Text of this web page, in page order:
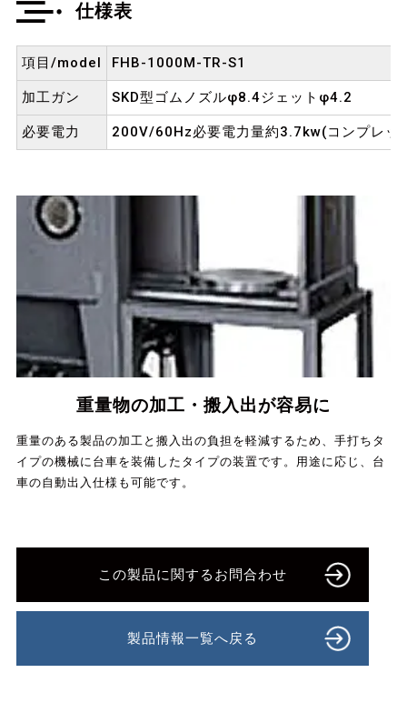
仕様表
項目/model FHB-1000M-TR-S1
加工ガン SKD型ゴムノズルφ8.4ジェットφ4.2
必要電力 200V/60Hz必要電力量約3.7kw(コンプレッ
重量物の加工・搬入出が容易に
重量のある製品の加工と搬入出の負担を軽減するため、手打ちタ
イプの機械に台車を装備したタイプの装置です。用途に応じ、台
車の自動出入仕様も可能です。
この製品に関するお問合わせ
製品情報一覧へ戻る